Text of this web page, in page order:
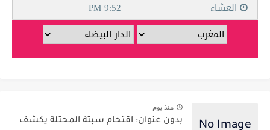
منذ يوم
بدون عنوان: اقتحام سبتة المحتلة يكشف